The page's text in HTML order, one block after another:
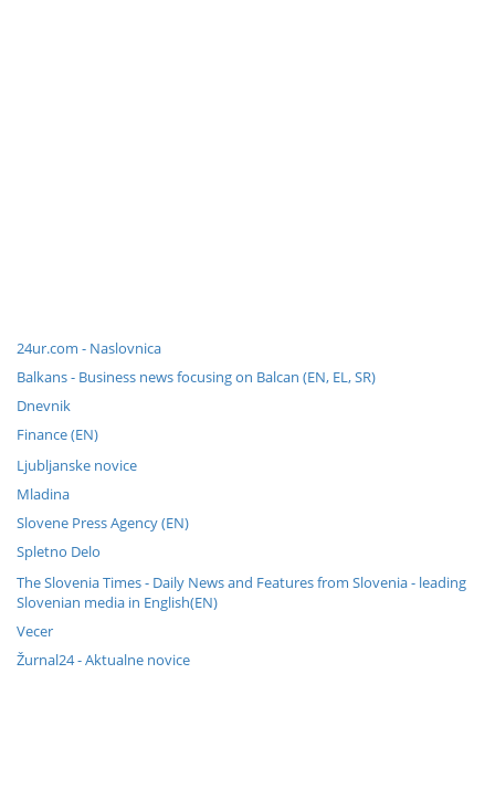
24ur.com - Naslovnica
Balkans - Business news focusing on Balcan (EN, EL, SR)
Dnevnik
Finance (EN)
Ljubljanske novice
Mladina
Slovene Press Agency (EN)
Spletno Delo
The Slovenia Times - Daily News and Features from Slovenia - leading
Slovenian media in English(EN)
Vecer
Žurnal24 - Aktualne novice